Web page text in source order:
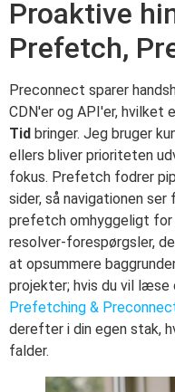
Proaktive
Prefetch,
Preconnect sparer
CDN'er og API'er, hvilket
Tid bringer. Jeg bruger
ellers bliver prioriteten
fokus. Prefetch fodrer
sider, så navigationen ser
prefetch omhyggeligt for
resolver-forespørgsler,
at opsummere
projekter; hvis du vil læse
Prefetching &
derefter i din egen stak,
falder.